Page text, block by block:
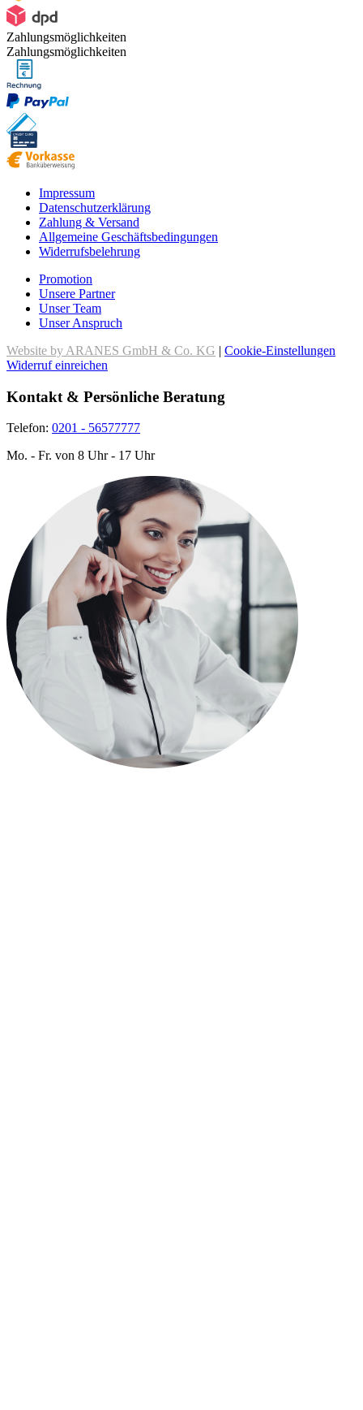
Zahlungsmöglichkeiten
Zahlungsmöglichkeiten
Impressum
Datenschutzerklärung
Zahlung & Versand
Allgemeine Geschäftsbedingungen
Widerrufsbelehrung
Promotion
Unsere Partner
Unser Team
Unser Anspruch
Website by ARANES GmbH & Co. KG | Cookie-Einstellungen
Widerruf einreichen
Kontakt & Persönliche Beratung
Telefon: 0201 - 56577777
Mo. - Fr. von 8 Uhr - 17 Uhr